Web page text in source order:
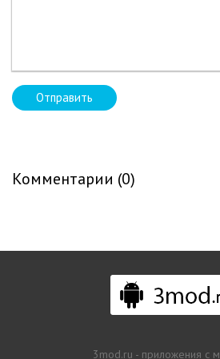
Отправить
Комментарии (0)
3mod.ru - приложения с